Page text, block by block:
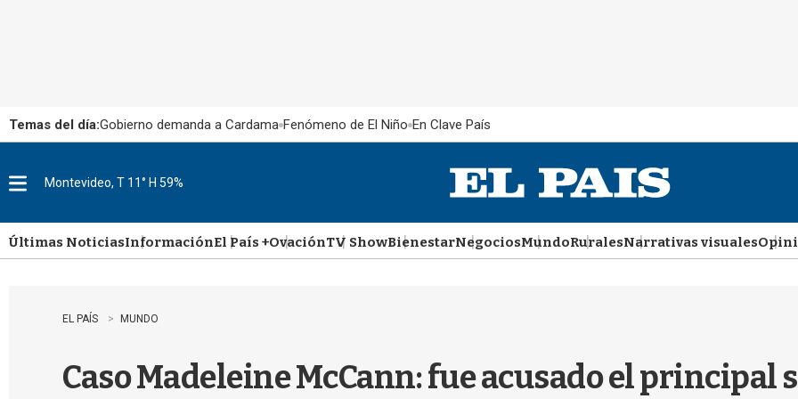
Temas del día:Gobierno demanda a Cardama Fenómeno de El Niño En Clave País
u
Montevideo, T 11° H 59%
Últimas NoticiasInformaciónEl País +OvaciónTV ShowBienestarNegociosMundoRuralesNarrativas visuales
EL PAÍS MUNDO
Caso Madeleine McCann: fue acusado el principal